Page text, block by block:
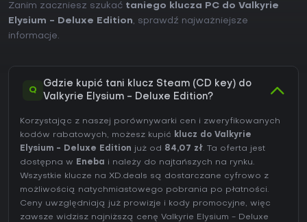
Zanim zaczniesz szukać taniego klucza PC do Valkyrie
Elysium - Deluxe Edition, sprawdź najważniejsze
informacje.
Q
Gdzie kupić tani klucz Steam (CD key) do
Valkyrie Elysium - Deluxe Edition?
Korzystając z naszej porównywarki cen i zweryfikowanych
kodów rabatowych, możesz kupić klucz do Valkyrie
Elysium - Deluxe Edition już od 84,07 zł. Ta oferta jest
dostępna w Eneba i należy do najtańszych na rynku.
Wszystkie klucze na XD.deals są dostarczane cyfrowo z
możliwością natychmiastowego pobrania po płatności.
Ceny uwzględniają już prowizje i kody promocyjne, więc
zawsze widzisz najniższą cenę Valkyrie Elysium - Deluxe